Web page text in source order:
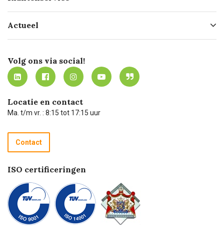
Geschiedenis
Missie
Werken bij Carel Lurvink
MVO
Bezorgen
Mijn Carel Lurvink
Mijn Carel Lurvink instructievideo's
Carel Lurvink App
Hulp op afstand
Technische dienst
Recycle programma
Betalen
Actueel
Innovation LAB
Tevreden klanten
Carel Lurvink Blog
Carel de podcast
Volg ons via social!
Locatie en contact
Ma. t/m vr. : 8:15 tot 17:15 uur
Contact
ISO certificeringen